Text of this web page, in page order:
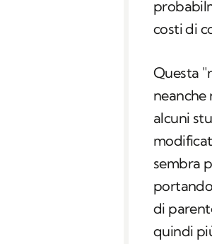
costi di
Questa
neanche
alcuni
sembra
di
quindi